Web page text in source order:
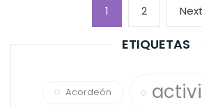
entradas
Page
1 Page
2 Next
ETIQUETAS
Acordeón